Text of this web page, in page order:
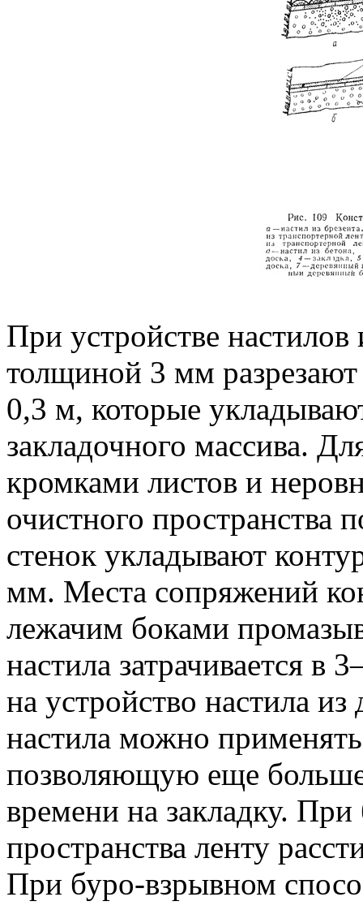
При устройстве
толщиной 3 мм
0,3 м, которые
закладочного массива.
кромками листов и
очистного пространства
стенок укладывают
мм. Места сопряжений
лежачим боками
настила затрачивается
на устройство настила
настила можно
позволяющую еще больше
времени на закладку.
пространства ленту
При буро-взрывном